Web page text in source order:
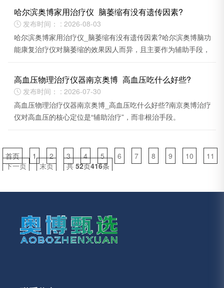
哈尔滨奥博家用治疗仪_脑萎缩有没有遗传因素?
 发布时间： : 2026-08-03
哈尔滨奥博家用治疗仪_脑萎缩有没有遗传因素?哈尔滨奥博脑功
能康复治疗仪对脑萎缩的效果因人而异，且主要作为辅助手段，
高血压物理治疗仪器南京奥博_高血压吃什么好些?
 发布时间： : 2026-07-30
高血压物理治疗仪器南京奥博_高血压吃什么好些?南京奥博治疗
仪对高血压的核心定位是“辅助治疗”，而非根治手段。
首页 1 2 3 4 5 6 7 8 9 10
11
下一页
末页 共 52页416条